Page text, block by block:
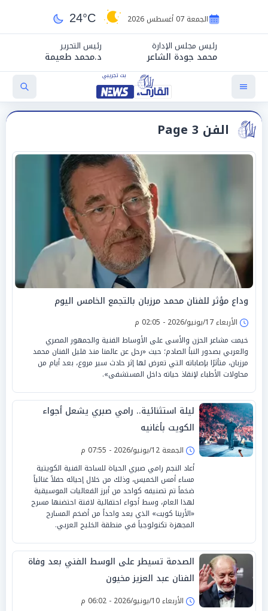
الجمعة 07 أغسطس 2026 24°C
رئيس مجلس الإدارة
محمد جودة الشاعر
رئيس التحرير
د.محمد طعيمة
الفن Page 3
وداع مؤثر للفنان محمد مرزبان بالتجمع الخامس اليوم
الأربعاء 17/يونيو/2026 - 02:05 م
خيمت مشاعر الحزن والأسى على الأوساط الفنية والجمهور المصري
والعربي بصدور النبأ الصادم؛ حيث «رحل عن عالمنا منذ قليل الفنان محمد
مرزبان، متأثرًا بإصاباته التي تعرض لها إثر حادث سير مروع، بعد أيام من
محاولات الأطباء لإنقاذ حياته داخل المستشفى».
ليلة استثنائية.. رامي صبري يشعل أجواء
الكويت بأغانيه
الجمعة 12/يونيو/2026 - 07:55 م
أعاد النجم رامي صبري الحياة للساحة الفنية الكويتية
مساء أمس الخميس، وذلك من خلال إحيائه حفلاً غنائياً
ضخماً تم تصنيفه كواحد من أبرز الفعاليات الموسيقية
لهذا العام، وسط أجواء احتفالية لافتة احتضنها مسرح
«الأرينا كويت» الذي يعد واحداً من أضخم المسارح
المجهزة تكنولوجياً في منطقة الخليج العربي.
الصدمة تسيطر على الوسط الفني بعد وفاة
الفنان عبد العزيز مخيون
الأربعاء 10/يونيو/2026 - 06:02 م